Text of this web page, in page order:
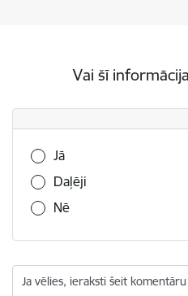
Vai šī
Vai šī informācija bija
Jā
Daļēji
Nē
Ja vēlies, ieraksti šeit komentāru